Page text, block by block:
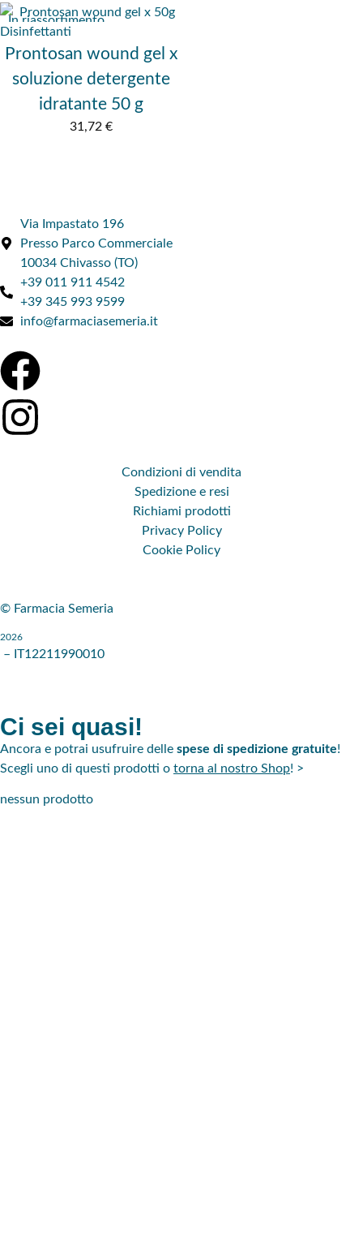
In riassortimento
Disinfettanti
Prontosan wound gel x
soluzione detergente
idratante 50 g
31,72 €
Via Impastato 196
Presso Parco Commerciale
10034 Chivasso (TO)
+39 011 911 4542
+39 345 993 9599
info@farmaciasemeria.it
Condizioni di vendita
Spedizione e resi
Richiami prodotti
Privacy Policy
Cookie Policy
© Farmacia Semeria
2026
– IT12211990010
Ci sei quasi!
Ancora e potrai usufruire delle spese di spedizione gratuite!
Scegli uno di questi prodotti o torna al nostro Shop! >
nessun prodotto